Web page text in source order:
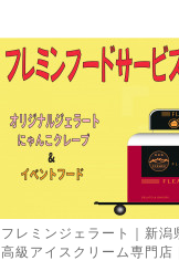
フレミンジェラート｜新潟
高級アイスクリーム専門店